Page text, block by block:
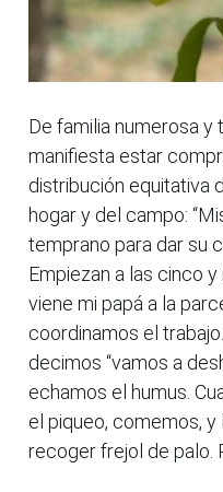
De familia numerosa y
manifiesta estar
distribución equitativa
hogar y del campo:
temprano para dar su
Empiezan a las cinco
viene mi papá a la
coordinamos el
decimos “vamos a
echamos el humus.
el piqueo, comemos,
recoger frejol de palo.